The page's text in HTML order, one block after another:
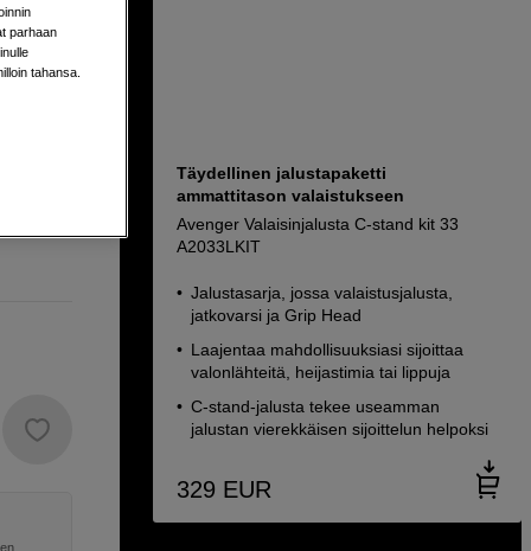
ruuvi
Täydellinen jalustapaketti
ammattitason valaistukseen
Avenger Valaisinjalusta C-stand kit 33
A2033LKIT
Jalustasarja, jossa valaistusjalusta,
jatkovarsi ja Grip Head
Laajentaa mahdollisuuksiasi sijoittaa
valonlähteitä, heijastimia tai lippuja
C-stand-jalusta tekee useamman
jalustan vierekkäisen sijoittelun helpoksi
329 EUR
parhaan
tahansa.